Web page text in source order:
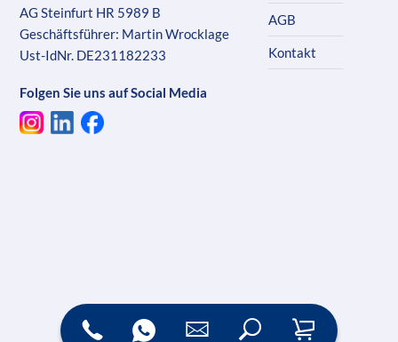
AG Steinfurt HR 5989 B
Geschäftsführer: Martin Wrocklage
Ust-IdNr. DE231182233
Folgen Sie uns auf Social Media
AGB
Kontakt